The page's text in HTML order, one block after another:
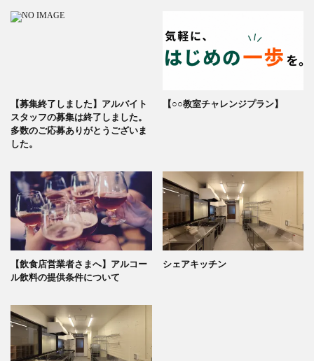
【募集終了しました】アルバイト
スタッフの募集は終了しました。
多数のご応募ありがとうございま
した。
【○○教室チャレンジプラン】
【飲食店営業者さまへ】アルコー
ル飲料の提供条件について
シェアキッチン